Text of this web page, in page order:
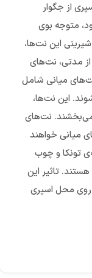
از جگوار
متوجه بوی
این نت‌ها،
شما را برای سفر با جگوار آماده می‌کند. پس از مدتی، نت‌‎های
میانی شامل
این نت‌ها،
نت‌های
میانی خواهند
تونکا و چوب
تاثیر این
روی محل اسپری